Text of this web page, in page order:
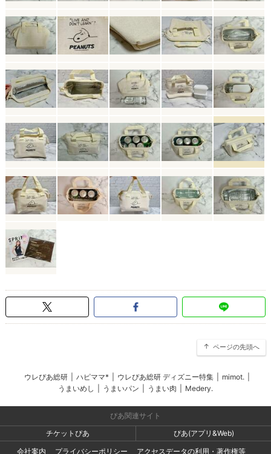
ページの先頭へ
ウレぴあ総研 ハピママ* ウレぴあ総研 ディズニー特集 mimot.
うまいめし
うまいパン うまい肉 Medery.
ぴあ関連サイト
チケットぴあ
ぴあ(アプリ&Web)
会社案内
プライバシーポリシー アクセスデータの利用・著作権等